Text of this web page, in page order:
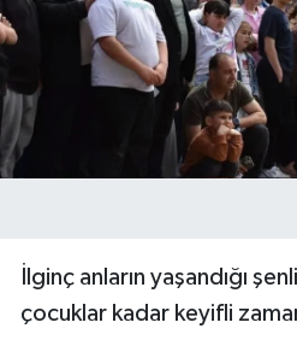
İlginç anların yaşandığı
çocuklar kadar keyifli